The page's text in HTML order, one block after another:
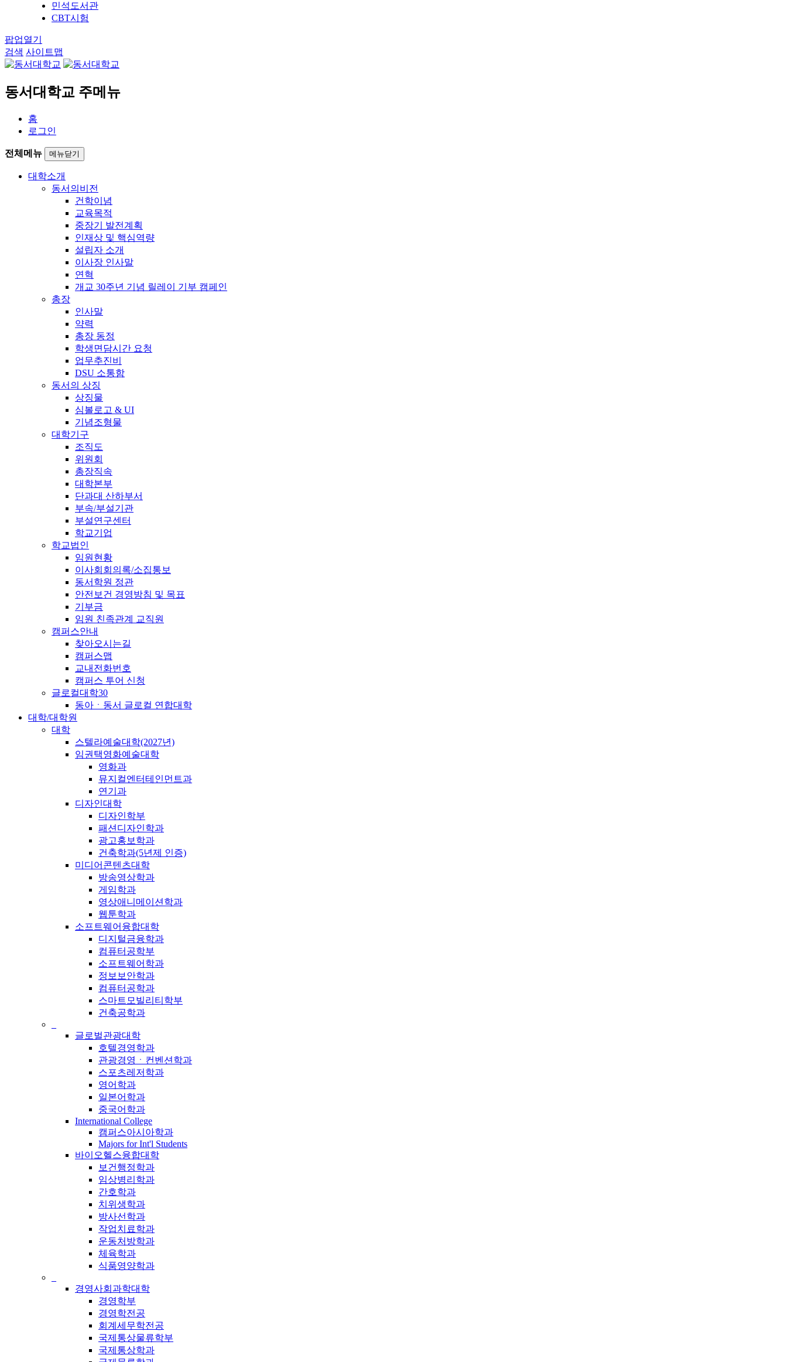
민석도서관
CBT시험
팝업열기
검색 사이트맵
동서대학교 주메뉴
홈
로그인
전체메뉴 메뉴닫기
대학소개
동서의비전
건학이념
교육목적
중장기 발전계획
인재상 및 핵심역량
설립자 소개
이사장 인사말
연혁
개교 30주년 기념 릴레이 기부 캠페인
총장
인사말
약력
총장 동정
학생면담시간 요청
업무추진비
DSU 소통함
동서의 상징
상징물
심볼로고 & UI
기념조형물
대학기구
조직도
위원회
총장직속
대학본부
단과대 산하부서
부속/부설기관
부설연구센터
학교기업
학교법인
임원현황
이사회회의록/소집통보
동서학원 정관
안전보건 경영방침 및 목표
기부금
임원 친족관계 교직원
캠퍼스안내
찾아오시는길
캠퍼스맵
교내전화번호
캠퍼스 투어 신청
글로컬대학30
동아ㆍ동서 글로컬 연합대학
대학/대학원
대학
스텔라예술대학(2027년)
임권택영화예술대학
영화과
뮤지컬엔터테인먼트과
연기과
디자인대학
디자인학부
패션디자인학과
광고홍보학과
건축학과(5년제 인증)
미디어콘텐츠대학
방송영상학과
게임학과
영상애니메이션학과
웹툰학과
소프트웨어융합대학
디지털금융학과
컴퓨터공학부
소프트웨어학과
정보보안학과
컴퓨터공학과
스마트모빌리티학부
건축공학과
글로벌관광대학
호텔경영학과
관광경영ㆍ컨벤션학과
스포츠레저학과
영어학과
일본어학과
중국어학과
International College
캠퍼스아시아학과
Majors for Int'l Students
바이오헬스융합대학
보건행정학과
임상병리학과
간호학과
치위생학과
방사선학과
작업치료학과
운동처방학과
체육학과
식품영양학과
경영사회과학대학
경영학부
경영학전공
회계세무학전공
국제통상물류학부
국제통상학과